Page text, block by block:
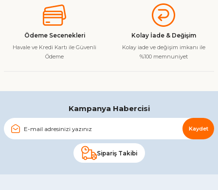
Ürün bilgilerinde hatalar bulunuyor.
Ürün fiyatı diğer sitelerden daha pahalı.
Gönder
Ödeme Secenekleri
Havale ve Kredi Kartı ile Güvenli
Ödeme
Kolay İade & Değişim
Kolay iade ve değişim imkanı ile
%100 memnuniyet
Kampanya Habercisi
Kaydet
Sipariş Takibi